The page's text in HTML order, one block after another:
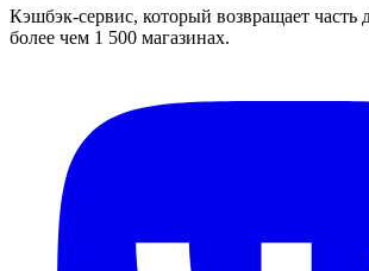
Кэшбэк-сервис, который возвращает часть
более чем 1 500 магазинах.